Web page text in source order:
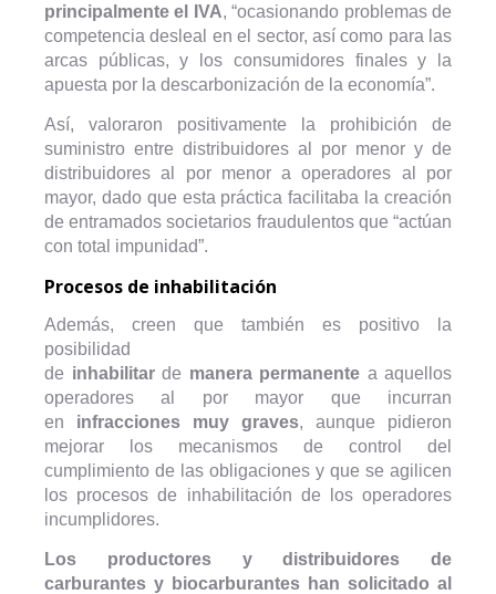
principalmente el IVA, “ocasionando problemas de
competencia desleal en el sector, así como para las
arcas públicas, y los consumidores finales y la
apuesta por la descarbonización de la economía”.
Así, valoraron positivamente la prohibición de
suministro entre distribuidores al por menor y de
distribuidores al por menor a operadores al por
mayor, dado que esta práctica facilitaba la creación
de entramados societarios fraudulentos que “actúan
con total impunidad”.
Procesos de inhabilitación
Además, creen que también es positivo la
posibilidad
de inhabilitarde manera permanente a aquellos
operadores al por mayor que incurran
en infracciones muy graves, aunque pidieron
mejorar los mecanismos de control del
cumplimiento de las obligaciones y que se agilicen
los procesos de inhabilitación de los operadores
incumplidores.
Los productores y distribuidores de
carburantes y biocarburantes han solicitado al